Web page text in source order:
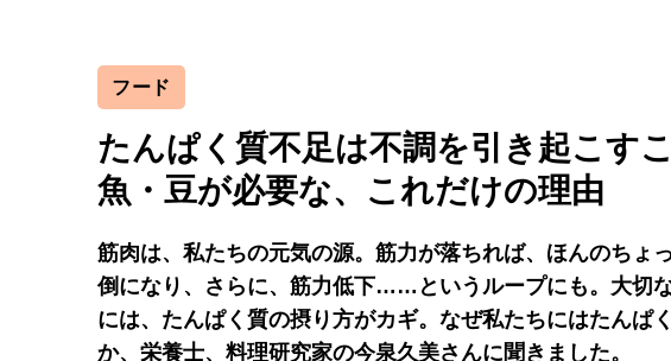
フード
たんぱく質不足は不調を引き起こす
魚・豆が必要な、これだけの理由
筋肉は、私たちの元気の源。筋力が落ちれば、ほんのちょ
倒になり、さらに、筋力低下……というループにも。大切
には、たんぱく質の摂り方がカギ。なぜ私たちにはたんぱ
か、栄養士、料理研究家の今泉久美さんに聞きました。